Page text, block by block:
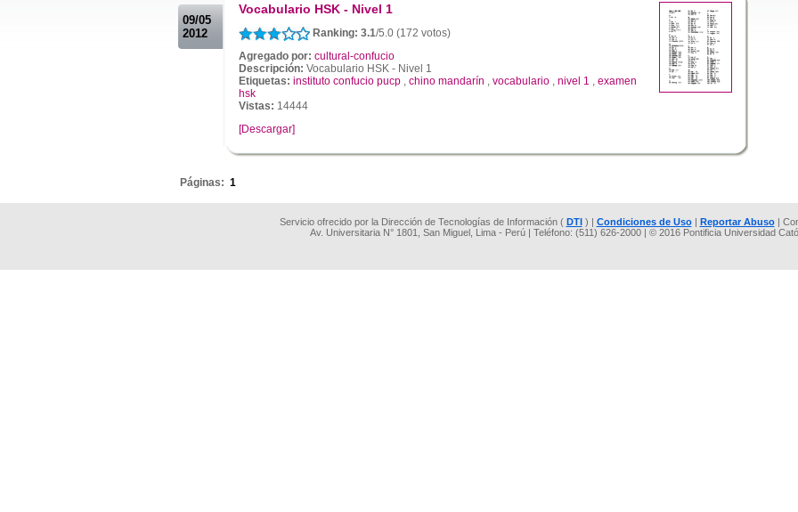
09/05
2012
Vocabulario HSK - Nivel 1
Ranking: 3.1/5.0 (172 votos)
Agregado por: cultural-confucio
Descripción: Vocabulario HSK - Nivel 1
Etiquetas: instituto confucio pucp , chino mandarín , vocabulario , nivel 1 , examen
hsk
Vistas: 14444
[Descargar]
Páginas: 1
Servicio ofrecido por la Dirección de Tecnologías de Información ( DTI) | Condiciones de Uso| Reportar Abuso|
Av. Universitaria N° 1801, San Miguel, Lima - Perú | Teléfono: (511) 626-2000 | © 2016 Pontificia Universidad